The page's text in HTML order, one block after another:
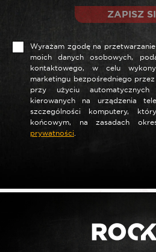
Nazwa*
ZAPISZ
Wyrażam zgodę na
moich danych osobowych,
kontaktowego, w celu
marketingu bezpośredniego przez
przy użyciu automatycznych
kierowanych na urządzenia
szczególności komputery,
końcowym, na zasadach
prywatności.